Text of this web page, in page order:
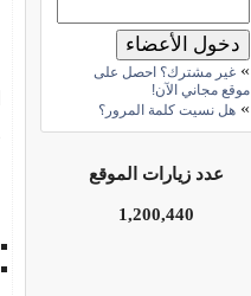
» غير مشترك؟ احصل على
موقع مجاني الآن!
» هل نسيت كلمة المرور؟
عدد زيارات الموقع
1,200,440